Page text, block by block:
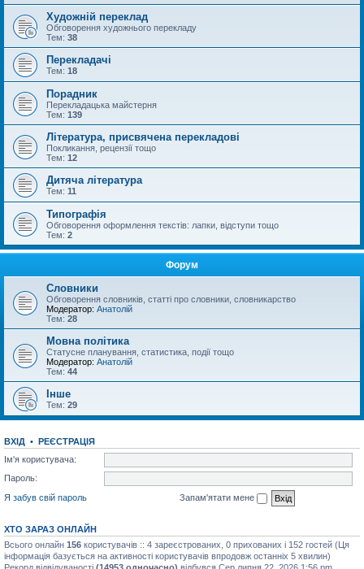
Художній переклад
Обговорення художнього перекладу
Тем: 38
Перекладачі
Тем: 18
Порадник
Перекладацька майстерня
Тем: 139
Література, присвячена перекладові
Покликання, рецензії тощо
Тем: 12
Дитяча література
Тем: 11
Типографія
Обговорення оформлення текстів: лапки, відступи тощо
Тем: 2
Форум
Словники
Обговорення словників, статті про словники, словникарство
Модератор: Анатолій
Тем: 28
Мовна політика
Статусне планування, статистика, події тощо
Модератор: Анатолій
Тем: 44
Інше
Тем: 29
ВХІД • РЕЄСТРАЦІЯ
Ім'я користувача:
Пароль:
Я забув свій пароль
Запам'ятати мене
ХТО ЗАРАЗ ОНЛАЙН
Всього онлайн 156 користувачів :: 4 зареєстрованих, 0 прихованих і 152 гостей (Ця
інформація базується на активності користувачів впродовж останніх 5 хвилин)
Рекорд відвідуваності (14953 одночасно) відбувся Сер липня 22, 2026 1:56 pm